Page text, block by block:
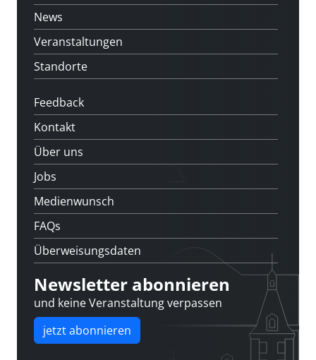
News
Veranstaltungen
Standorte
Feedback
Kontakt
Über uns
Jobs
Medienwunsch
FAQs
Überweisungsdaten
Newsletter abonnieren
und keine Veranstaltung verpassen
jetzt abonnieren